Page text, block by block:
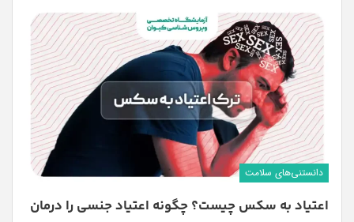
دانستنی‌های سلامت
اعتیاد به سکس چیست؟ چگونه اعتیاد جنسی را درمان